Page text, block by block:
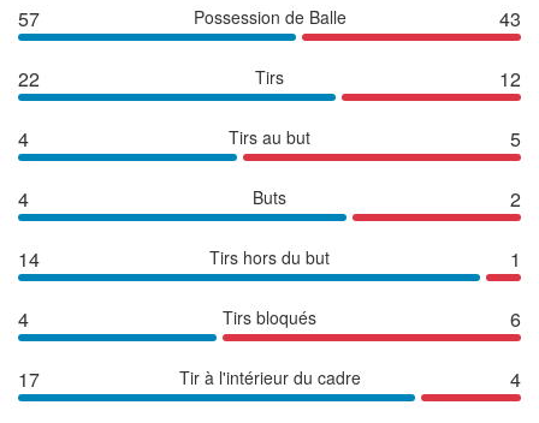
57 Possession de Balle 43
22 Tirs 12
4 Tirs au but 5
4 Buts 2
14 Tirs hors du but 1
4 Tirs bloqués 6
17 Tir à l'intérieur du cadre 4